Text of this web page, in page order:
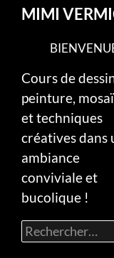
MIMI
Cours de
peinture,
et techniques
créatives dans
ambiance
conviviale et
bucolique !
Rechercher :